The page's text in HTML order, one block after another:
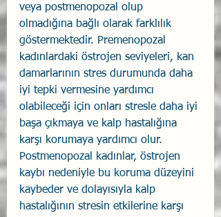
veya postmenopozal olup
olmadığına bağlı olarak farklılık
göstermektedir. Premenopozal
kadınlardaki östrojen seviyeleri, kan
damarlarının stres durumunda daha
iyi tepki vermesine yardımcı
olabileceği için onları stresle daha iyi
başa çıkmaya ve kalp hastalığına
karşı korumaya yardımcı olur.
Postmenopozal kadınlar, östrojen
kaybı nedeniyle bu koruma düzeyini
kaybeder ve dolayısıyla kalp
hastalığının stresin etkilerine karşı